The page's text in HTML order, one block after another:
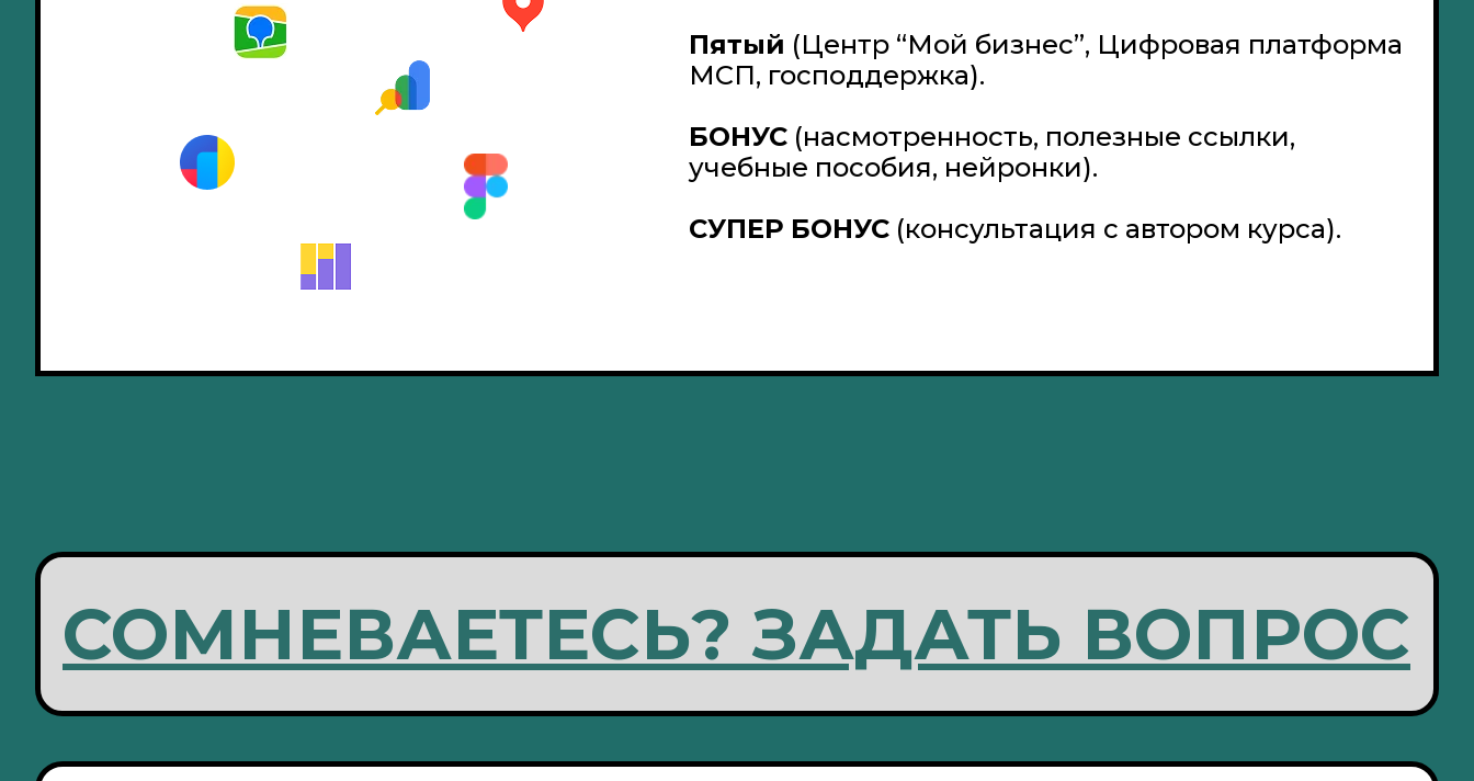
Пятый (Центр “Мой бизнес”, Цифровая платформа
МСП, господдержка).
БОНУС (насмотренность, полезные ссылки,
учебные пособия, нейронки).
СУПЕР БОНУС (консультация с автором курса).
СОМНЕВАЕТЕСЬ? ЗАДАТЬ ВОПРОС